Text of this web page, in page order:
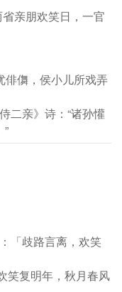
亲朋欢笑日，一官
俳儛，侯小儿所戏弄
二亲》诗：“诸孙懽
「歧路言离，欢笑
笑复明年，秋月春风